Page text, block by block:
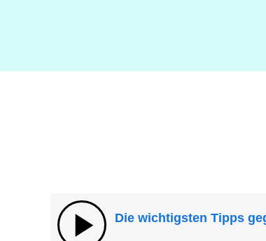
Die wichtigsten Tipps